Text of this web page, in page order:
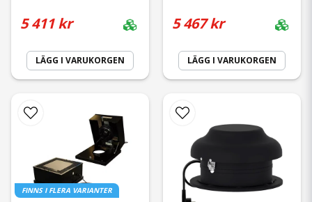
5 411 kr
LÄGG I VARUKORGEN
5 467 kr
LÄGG I VARUKORGEN
FINNS I FLERA VARIANTER